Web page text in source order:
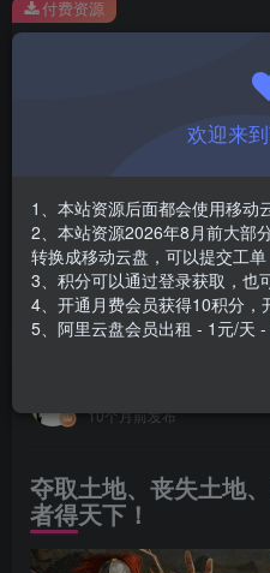
此内容为付费资源，请付费后查看
￥
免费
安装包大小
游戏本体大小
付费资源
10个月前发布
夺取土地、丧失土地
者得天下！
欢迎来
1、本站资源后面都会使用移动
2、本站资源2026年8月前大部
转换成移动云盘，可以提交工单
3、积分可以通过登录获取，也
4、开通月费会员获得10积分，
5、阿里云盘会员出租 - 1元/天